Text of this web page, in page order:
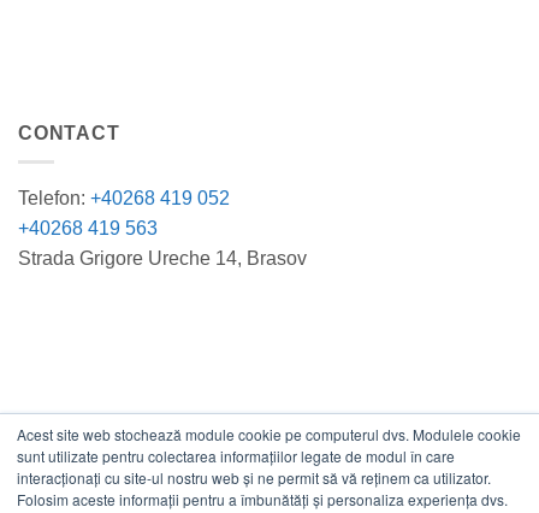
Acest site web stochează module cookie pe computerul dvs. Modulele cookie
sunt utilizate pentru colectarea informațiilor legate de modul în care
interacționați cu site-ul nostru web și ne permit să vă reținem ca utilizator.
Folosim aceste informații pentru a îmbunătăți și personaliza experiența dvs.
CONTACT
Telefon: +40268 419 052
+40268 419 563
Strada Grigore Ureche 14, Brasov
DATE COMERCIALE